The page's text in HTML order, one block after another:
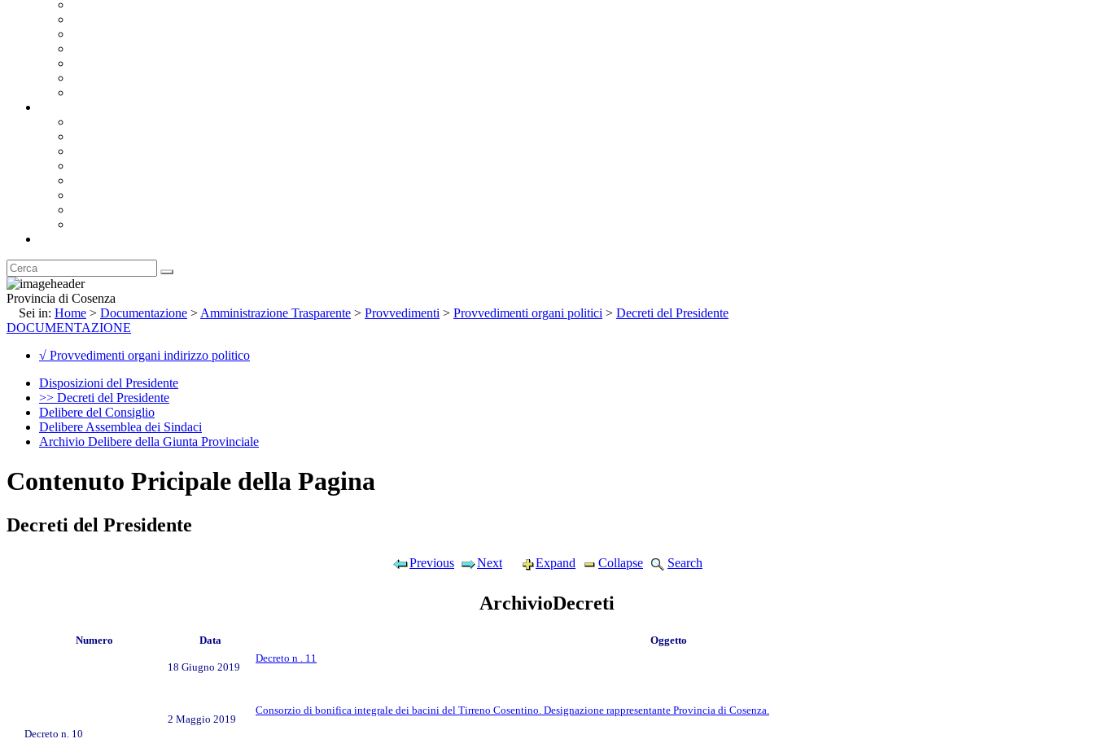
Provincia di Cosenza
Sei in: Home > Documentazione > Amministrazione Trasparente > Provvedimenti > Provvedimenti organi politici > Decreti del Presidente
DOCUMENTAZIONE
√ Provvedimenti organi indirizzo politico
Disposizioni del Presidente
>> Decreti del Presidente
Delibere del Consiglio
Delibere Assemblea dei Sindaci
Archivio Delibere della Giunta Provinciale
Contenuto Pricipale della Pagina
Decreti del Presidente
Previous Next Expand Collapse Search
ArchivioDecreti
Numero Data Oggetto
18 Giugno 2019
Decreto n . 11
Decreto n. 10
2 Maggio 2019
Consorzio di bonifica integrale dei bacini del Tirreno Cosentino. Designazione rappresentante Provincia di Cosenza.